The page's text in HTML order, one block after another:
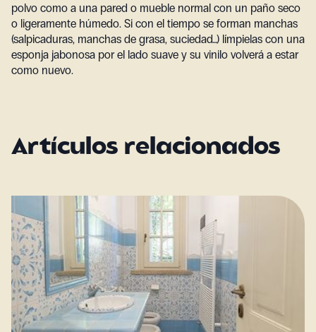
polvo como a una pared o mueble normal con un paño seco
o ligeramente húmedo. Si con el tiempo se forman manchas
(salpicaduras, manchas de grasa, suciedad…) límpielas con una
esponja jabonosa por el lado suave y su vinilo volverá a estar
como nuevo.
Artículos relacionados